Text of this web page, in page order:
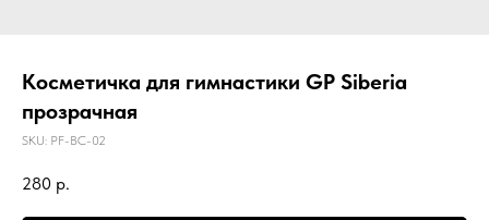
Косметичка для гимнастики GP Siberia
прозрачная
SKU: PF-BC-02
280 р.